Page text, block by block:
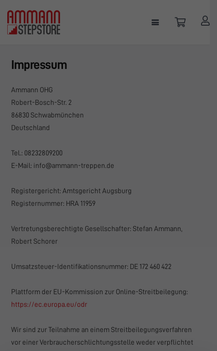
Impressum
Ammann OHG
Robert-Bosch-Str. 2
86830 Schwabmünchen
Deutschland
Tel.: 08232809200
E-Mail: info@ammann-treppen.de
Registergericht: Amtsgericht Augsburg
Registernummer: HRA 11959
Vertretungsberechtigte Gesellschafter: Stefan Ammann,
Robert Schorer
Umsatzsteuer-Identifikationsnummer: DE 172 460 422
Plattform der EU-Kommission zur Online-Streitbeilegung:
https://ec.europa.eu/odr
Wir sind zur Teilnahme an einem Streitbeilegungsverfahren
vor einer Verbraucherschlichtungsstelle weder verpflichtet